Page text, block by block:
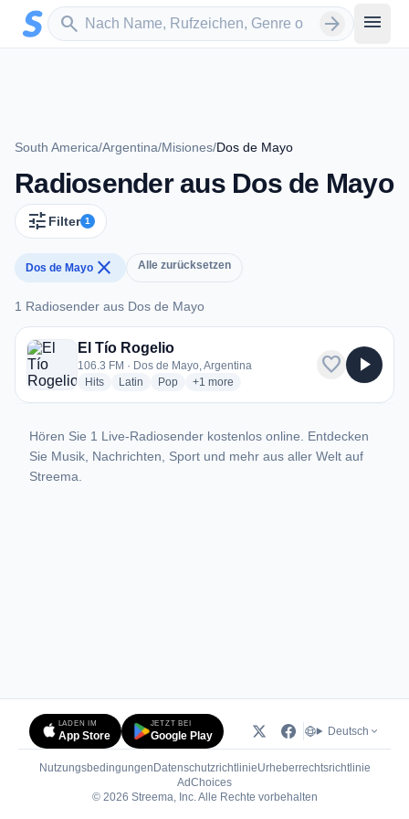
Zum Hauptinhalt springen
search
Sender suchen arrow_forward menu
South America/Argentina/Misiones/Dos de Mayo
Radiosender aus Dos de Mayo
tune Filter 1
Dos de Mayo close Alle zurücksetzen
1 Radiosender aus Dos de Mayo
1 Radiosender aus Dos de Mayo
El Tío Rogelio
106.3 FM · Dos de Mayo, Argentina
Hitsradio stations
Latin radio stations
Popradio stations
+1 more genres for El Tío Rogelio
more
favorite play_arrow
Hören Sie 1 Live-Radiosender kostenlos online. Entdecken
Sie Musik, Nachrichten, Sport und mehr aus aller Welt auf
Streema.
LADEN IM
App Store
JETZT BEI
Google Play Deutsch
Nutzungsbedingungen DatenschutzrichtlinieUrheberrechtsrichtlinie
AdChoices(öffnet in neuem Tab)
© 2026 Streema, Inc. Alle Rechte vorbehalten